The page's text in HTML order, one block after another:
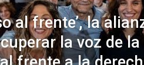
al frente’, la
la voz de la